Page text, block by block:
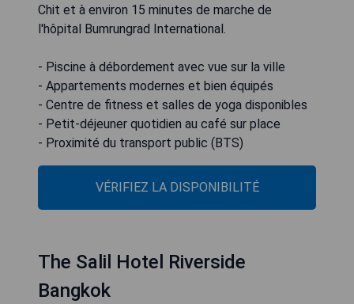
Chit et à environ 15 minutes de marche de
l'hôpital Bumrungrad International.
- Piscine à débordement avec vue sur la ville
- Appartements modernes et bien équipés
- Centre de fitness et salles de yoga disponibles
- Petit-déjeuner quotidien au café sur place
- Proximité du transport public (BTS)
VÉRIFIEZ LA DISPONIBILITÉ
The Salil Hotel Riverside
Bangkok